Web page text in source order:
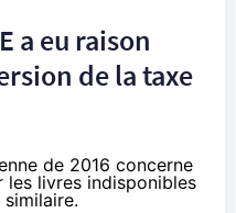
a eu raison
de la taxe
de 2016 concerne
les livres indisponibles